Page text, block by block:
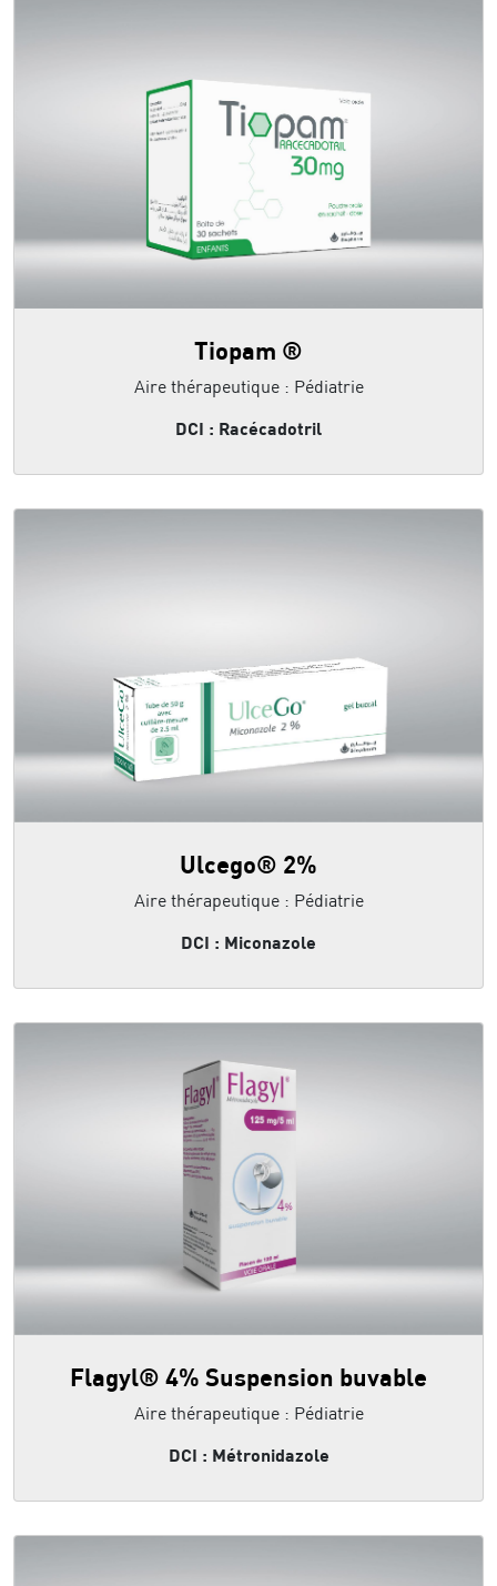
Tiopam ®
Aire thérapeutique : Pédiatrie
DCI : Racécadotril
Ulcego® 2%
Aire thérapeutique : Pédiatrie
DCI : Miconazole
Flagyl® 4% Suspension buvable
Aire thérapeutique : Pédiatrie
DCI : Métronidazole